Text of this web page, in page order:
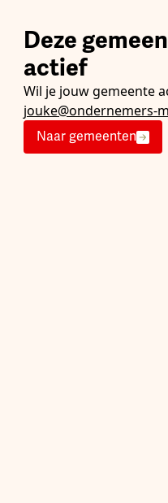
Deze
actief
Wil je jouw gemeente
jouke@ondernemers-
Naar gemeenten